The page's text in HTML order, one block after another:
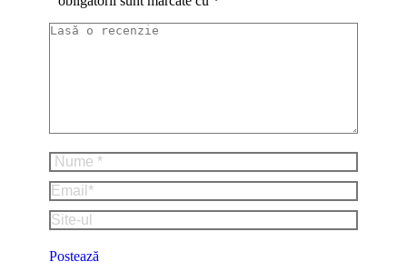
Lasă o recenzie
Nume *
Email *
Site-ul
Postează